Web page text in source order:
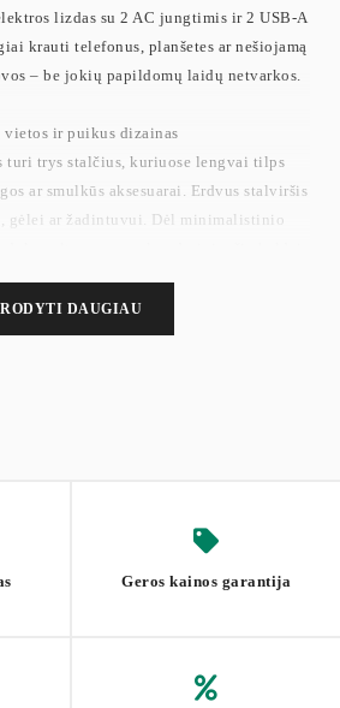
lizdas su 2 AC jungtimis ir 2 USB-A
krauti telefonus, planšetes ar nešiojamą
– be jokių papildomų laidų netvarkos.
vietos ir puikus dizainas
turi trys stalčius, kuriuose lengvai tilps
ar smulkūs aksesuarai. Erdvus stalviršis
gėlei ar žadintuvui. Dėl minimalistinio
ilgaamžiška medžiaga
pažymėtos dalys užtikrins, kad baldą
ir estetiką savo gyvenamojoje
RODYTI DAUGIAU
Geros kainos garantija